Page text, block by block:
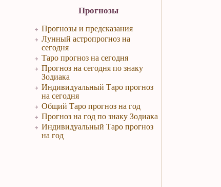
Прогнозы
Прогнозы и предсказания
Лунный астропрогноз на
сегодня
Таро прогноз на сегодня
Прогноз на сегодня по знаку
Зодиака
Индивидуальный Таро прогноз
на сегодня
Общий Таро прогноз на год
Прогноз на год по знаку Зодиака
Индивидуальный Таро прогноз
на год